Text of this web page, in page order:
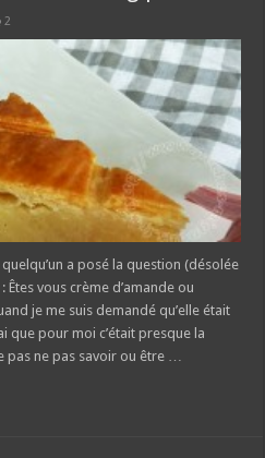
2
a posé la question (désolée
vous crème d’amande ou
je me suis demandé qu’elle était
que pour moi c’était presque la
pas ne pas savoir ou être …